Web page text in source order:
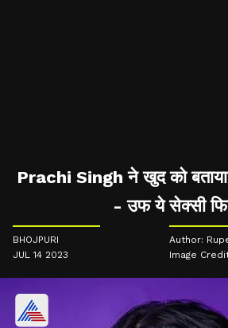
Prachi Singh ने खुद को
- उफ ये सेक्सी
BHOJPURI
JUL 14 2023
Author:
Image